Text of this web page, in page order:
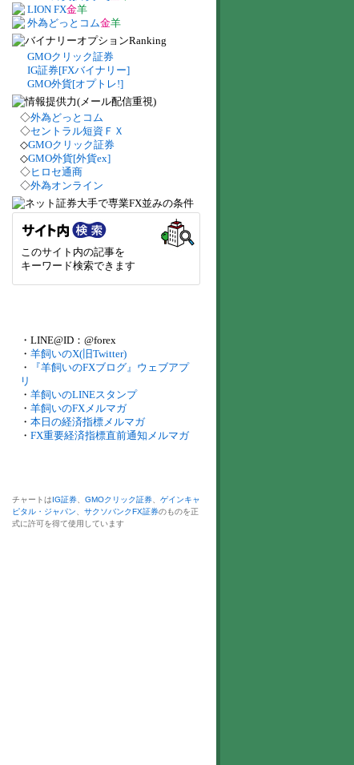
LION FX金羊
外為どっとコム金羊
GMOクリック証券
IG証券[FXバイナリー]
GMO外貨[オプトレ!]
◇外為どっとコム
◇セントラル短資ＦＸ
◇GMOクリック証券
◇GMO外貨[外貨ex]
◇ヒロセ通商
◇外為オンライン
このサイト内の記事を
キーワード検索できます
・LINE@ID：@forex
・ 羊飼いのX(旧Twitter)
・
『羊飼いのFXブログ』ウェブアプ
リ
・ 羊飼いのLINEスタンプ
・ 羊飼いのFXメルマガ
・ 本日の経済指標メルマガ
・ FX重要経済指標直前通知メルマガ
チャートはIG証券 GMOクリック証券
ゲインキャ
ピタル・ジャパン
サクソバンクFX証券のものを正
式に許可を得て使用しています